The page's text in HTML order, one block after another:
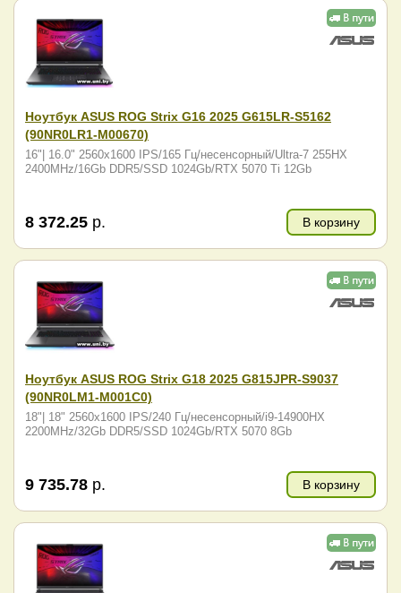
Ноутбук ASUS ROG Strix G16 2025 G615LR-S5162
(90NR0LR1-M00670)
16"| 16.0" 2560x1600 IPS/165 Гц/несенсорный/Ultra-7 255HX
2400MHz/16Gb DDR5/SSD 1024Gb/RTX 5070 Ti 12Gb
8 372.25 р. В корзину
Ноутбук ASUS ROG Strix G18 2025 G815JPR-S9037
(90NR0LM1-M001C0)
18"| 18" 2560x1600 IPS/240 Гц/несенсорный/i9-14900HX
2200MHz/32Gb DDR5/SSD 1024Gb/RTX 5070 8Gb
9 735.78 р. В корзину